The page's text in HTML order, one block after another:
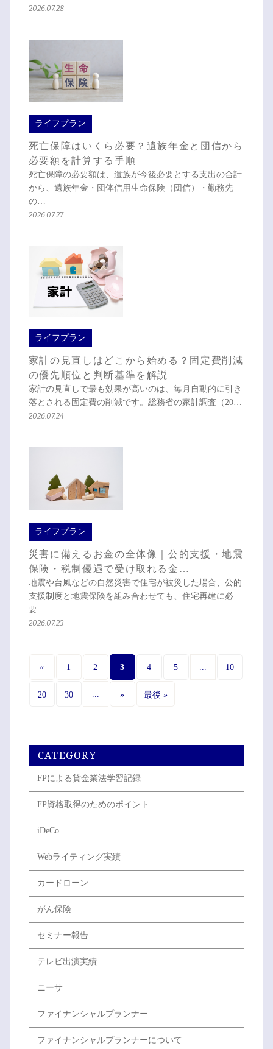
2026.07.28
ライフプラン
死亡保障はいくら必要？遺族年金と団信から
必要額を計算する手順
死亡保障の必要額は、遺族が今後必要とする支出の合計
から、遺族年金・団体信用生命保険（団信）・勤務先
の…
2026.07.27
ライフプラン
家計の見直しはどこから始める？固定費削減
の優先順位と判断基準を解説
家計の見直しで最も効果が高いのは、毎月自動的に引き
落とされる固定費の削減です。総務省の家計調査（20…
2026.07.24
ライフプラン
災害に備えるお金の全体像｜公的支援・地震
保険・税制優遇で受け取れる金…
地震や台風などの自然災害で住宅が被災した場合、公的
支援制度と地震保険を組み合わせても、住宅再建に必
要…
2026.07.23
« 1 2 3 4 5 10
20 30 ... » 最後 »
CATEGORY
FPによる貸金業法学習記録
FP資格取得のためのポイント
iDeCo
Webライティング実績
カードローン
がん保険
セミナー報告
テレビ出演実績
ニーサ
ファイナンシャルプランナー
ファイナンシャルプランナーについて